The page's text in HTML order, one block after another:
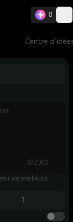
0
Centre
0/2000
de meilleurs
1